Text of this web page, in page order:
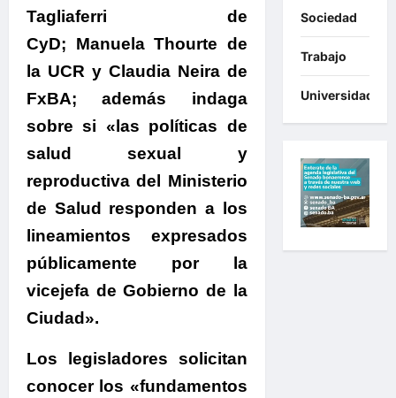
Tagliaferri de
CyD; Manuela Thourte de
la UCR y Claudia Neira de
FxBA; además indaga
sobre si «las políticas de
salud sexual y
reproductiva del Ministerio
de Salud responden a los
lineamientos expresados
públicamente por la
vicejefa de Gobierno de la
Ciudad».
Los legisladores solicitan
conocer los «fundamentos
Sociedad
Trabajo
Universidades